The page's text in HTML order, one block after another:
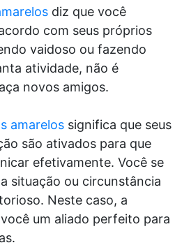
diz que você
com seus próprios
vaidoso ou fazendo
atividade, não é
novos amigos.
amarelos significa que seus
são ativados para que
efetivamente. Você se
situação ou circunstância
Neste caso, a
um aliado perfeito para